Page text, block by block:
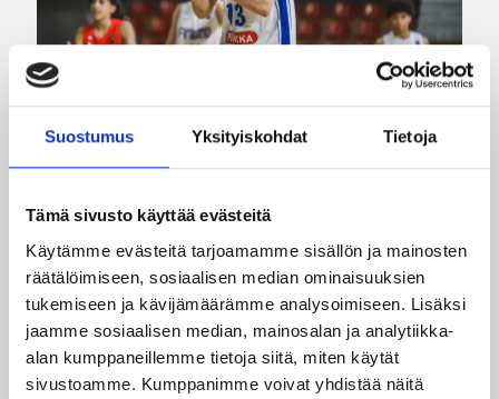
Suostumus Yksityiskohdat Tietoja
Tämä sivusto käyttää evästeitä
Käytämme evästeitä tarjoamamme sisällön ja mainosten
räätälöimiseen, sosiaalisen median ominaisuuksien
tukemiseen ja kävijämäärämme analysoimiseen. Lisäksi
jaamme sosiaalisen median, mainosalan ja analytiikka-
alan kumppaneillemme tietoja siitä, miten käytät
sivustoamme. Kumppanimme voivat yhdistää näitä
Suomen 16-vuotiaat pojat
voittivat Luxemburgin – EM-
kisojen voittotili aukesi
vakuuttavalla pelillä